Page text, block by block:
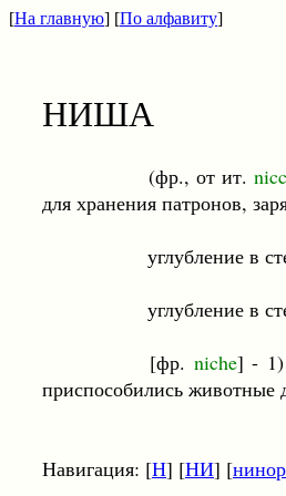
[На главную] [По алфавиту]
НИША
(фр., от ит.
для хранения патронов,
углубление в стене,
углубление в
[фр. niche] - 1)
приспособились животные
Навигация: [Н] [НИ] [